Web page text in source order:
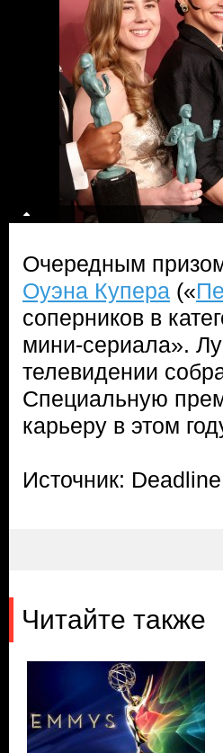
Очередным
Оуэна Купера («
соперников в
мини-сериала».
телевидении
Специальную
карьеру в этом
Источник: Deadline
Читайте также